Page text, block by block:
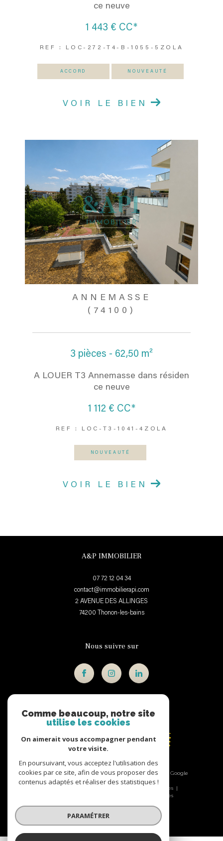
ce neuve
1 443 € CC*
REF : LOC-272-T4-B-1055-5ZOLA
ACCORD NOUVEAUTÉ
VOIR LE BIEN
ANNEMASSE
(74100)
3 pièces - 62,50 m²
A LOUER T3 Annemasse dans résiden
ce neuve
1 112 € CC*
REF : LOC-T3-1041-4ZOLA
NOUVEAUTÉ
VOIR LE BIEN
A&P IMMOBILIER
07 72 12 04 34
contact@immobilierapi.com
2 AVENUE DES ALLINGES
74200
thonon-les-bains
Nous suivre sur
Adhérents
© 2026 | Tous droits réservés | Traduction powered by Google
|
Nos honoraires
Mentions légales
Cookies
Comme beaucoup, notre site
utilise les cookies
On aimerait vous accompagner pendant
votre visite.
En poursuivant, vous acceptez l'utilisation des
cookies par ce site, afin de vous proposer des
contenus adaptés et réaliser des statistiques !
PARAMÉTRER